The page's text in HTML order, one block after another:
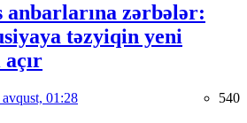
zərbələr:
təzyiqin yeni
01:28 540